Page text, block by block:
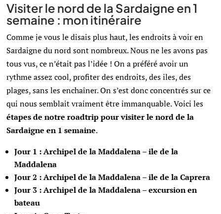
Visiter le nord de la Sardaigne en 1
semaine : mon itinéraire
Comme je vous le disais plus haut, les endroits à voir en
Sardaigne du nord sont nombreux. Nous ne les avons pas
tous vus, ce n’était pas l’idée ! On a préféré avoir un
rythme assez cool, profiter des endroits, des iles, des
plages, sans les enchaîner. On s’est donc concentrés sur ce
qui nous semblait vraiment être immanquable. Voici les
étapes de notre roadtrip pour visiter le nord de la
Sardaigne en 1 semaine.
Jour 1 : Archipel de la Maddalena – ile de la
Maddalena
Jour 2 : Archipel de la Maddalena – ile de la Caprera
Jour 3 : Archipel de la Maddalena – excursion en
bateau